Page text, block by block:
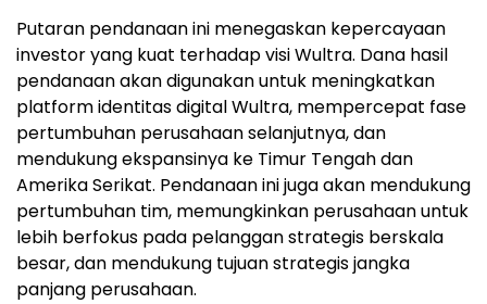
Putaran pendanaan ini menegaskan kepercayaan
investor yang kuat terhadap visi Wultra. Dana hasil
pendanaan akan digunakan untuk meningkatkan
platform identitas digital Wultra, mempercepat fase
pertumbuhan perusahaan selanjutnya, dan
mendukung ekspansinya ke Timur Tengah dan
Amerika Serikat. Pendanaan ini juga akan mendukung
pertumbuhan tim, memungkinkan perusahaan untuk
lebih berfokus pada pelanggan strategis berskala
besar, dan mendukung tujuan strategis jangka
panjang perusahaan.